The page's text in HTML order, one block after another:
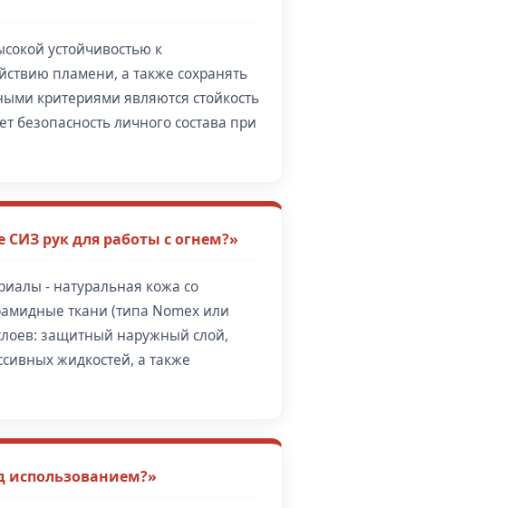
устойчивостью к
пламени, а также сохранять
критериями являются стойкость
безопасность личного состава при
рук для работы с огнем?»
- натуральная кожа со
ткани (типа Nomex или
защитный наружный слой,
жидкостей, а также
использованием?»